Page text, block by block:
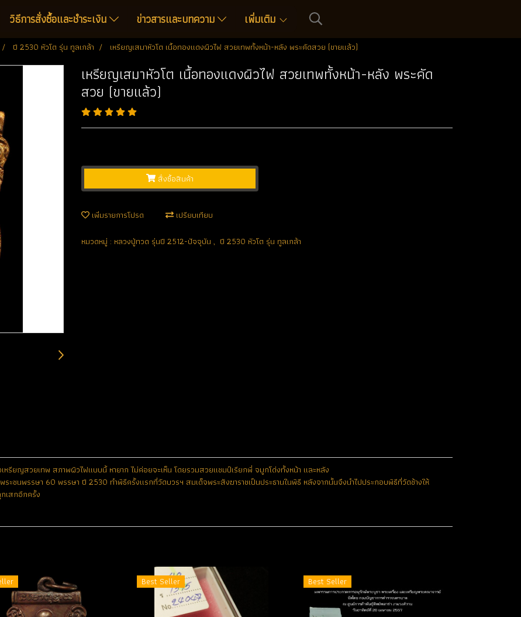
วิธีการสั่งซื้อและชำระเงิน ข่าวสารและบทความ เพิ่มเติม
ปี 2530 หัวโต รุ่น ทูลเกล้า เหรียญเสมาหัวโต เนื้อทองแดงผิวไฟ สวยเทพทั้งหน้า-หลัง พระคัดสวย (ขายแล้ว)
เหรียญเสมาหัวโต เนื้อทองแดงผิวไฟ สวยเทพทั้งหน้า-หลัง พระคัด
สวย (ขายแล้ว)
สั่งซื้อสินค้า
เพิ่มรายการโปรด เปรียบเทียบ
หมวดหมู่ : หลวงปู่ทวด รุ่นปี 2512-ปัจจุบัน , ปี 2530 หัวโต รุ่น ทูลเกล้า
รียญสวยเทพ สภาพผิวไฟแบบนี้ หายาก ไม่ค่อยจะเห็น โดยรวมสวยแชมป์เรียกพี่ จมูกโด่งทั้งหน้า และหลัง
ระชนพรรษา 60 พรรษา ปี 2530 ทำพิธีครั้งแรกที่วัดบวรฯ สมเด็จพระสังฆาราชเป็นประธานในพิธี หลังจากนั้นจึงนำไปประกอบพิธีที่วัดช้างให้
เสกอีกครั้ง
Best Seller Best Seller